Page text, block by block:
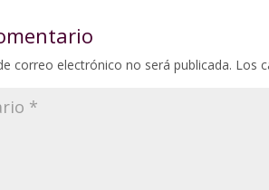
correo electrónico no será publicada. Los